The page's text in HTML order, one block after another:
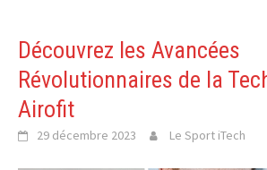
Découvrez les Avancées
Révolutionnaires de la
Airofit
29 décembre 2023 Le Sport iTech